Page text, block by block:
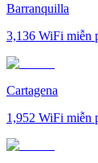
Barranquilla
3,136 WiFi miễn
Cartagena
1,952 WiFi miễn